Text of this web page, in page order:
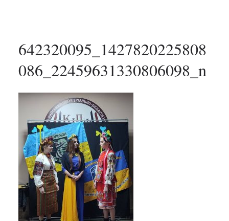
642320095_1427820225808
086_22459631330806098_n